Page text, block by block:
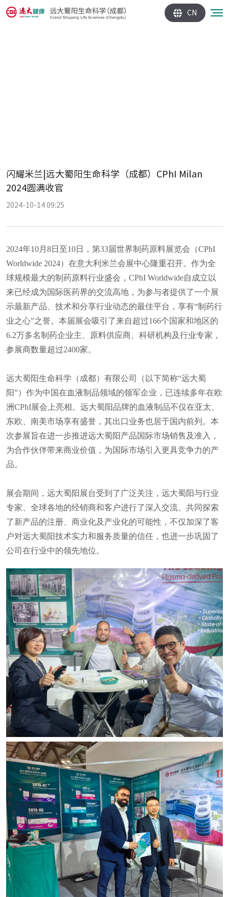
CN
闪耀米兰|远大蜀阳生命科学（成都）CPhI Milan
2024圆满收官
2024-10-14 09:25
2024年10月8日至10日，第33届世界制药原料展览会（CPhI
Worldwide 2024）在意大利米兰会展中心隆重召开。作为全
球规模最大的制药原料行业盛会，CPhI Worldwide自成立以
来已经成为国际医药界的交流高地，为参与者提供了一个展
示最新产品、技术和分享行业动态的最佳平台，享有“制药行
业之心”之誉。本届展会吸引了来自超过166个国家和地区的
6.2万多名制药企业主、原料供应商、科研机构及行业专家，
参展商数量超过2400家。
远大蜀阳生命科学（成都）有限公司（以下简称“远大蜀
阳”）作为中国在血液制品领域的领军企业，已连续多年在欧
洲CPhI展会上亮相。远大蜀阳品牌的血液制品不仅在亚太、
东欧、南美市场享有盛誉，其出口业务也居于国内前列。本
次参展旨在进一步推进远大蜀阳产品国际市场销售及准入，
为合作伙伴带来商业价值，为国际市场引入更具竞争力的产
品。
展会期间，远大蜀阳展台受到了广泛关注，远大蜀阳与行业
专家、全球各地的经销商和客户进行了深入交流、共同探索
了新产品的注册、商业化及产业化的可能性，不仅加深了客
户对远大蜀阳技术实力和服务质量的信任，也进一步巩固了
公司在行业中的领先地位。